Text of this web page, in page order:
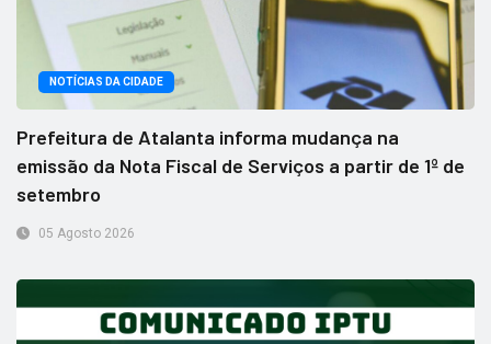
NOTÍCIAS DA CIDADE
Prefeitura de Atalanta informa mudança na
emissão da Nota Fiscal de Serviços a partir de 1º de
setembro
05 Agosto 2026